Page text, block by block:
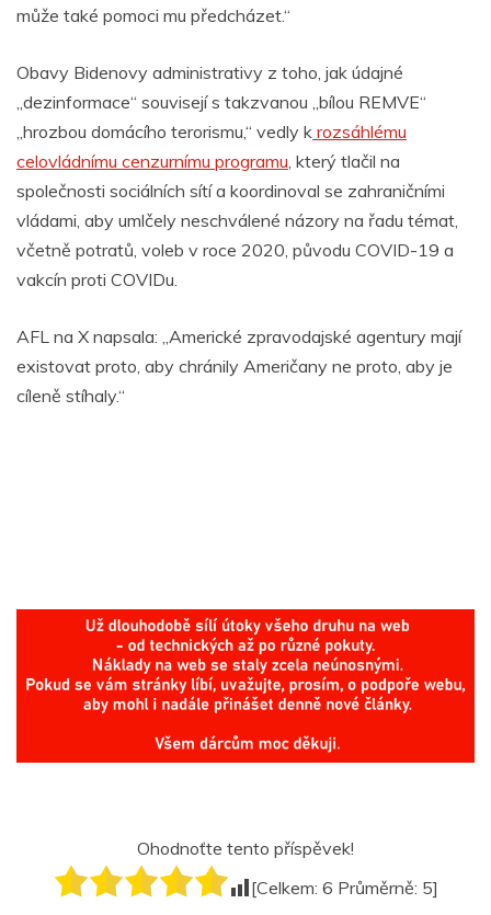
může také pomoci mu předcházet.“
Obavy Bidenovy administrativy z toho, jak údajné
„dezinformace“ souvisejí s takzvanou „bílou REMVE“
„hrozbou domácího terorismu,“ vedly k rozsáhlému
celovládnímu cenzurnímu programu, který tlačil na
společnosti sociálních sítí a koordinoval se zahraničními
vládami, aby umlčely neschválené názory na řadu témat,
včetně potratů, voleb v roce 2020, původu COVID-19 a
vakcín proti COVIDu.
AFL na X napsala: „Americké zpravodajské agentury mají
existovat proto, aby chránily Američany ne proto, aby je
cíleně stíhaly.“
Ohodnoťte tento příspěvek!
[Celkem: 6 Průměrně: 5]